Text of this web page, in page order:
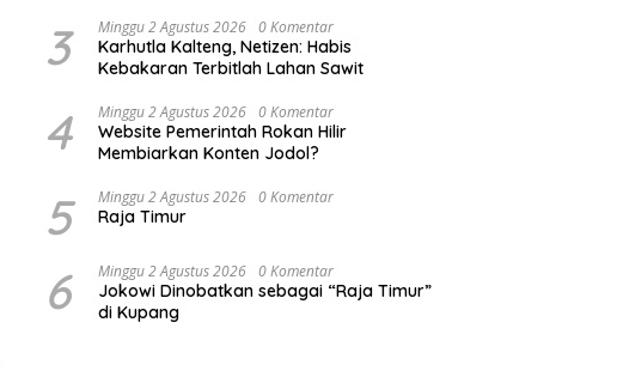
3 Minggu 2 Agustus 2026 0 Komentar
Karhutla Kalteng, Netizen: Habis
Kebakaran Terbitlah Lahan Sawit
4 Minggu 2 Agustus 2026 0 Komentar
Website Pemerintah Rokan Hilir
Membiarkan Konten Jodol?
5 Minggu 2 Agustus 2026 0 Komentar
Raja Timur
6 Minggu 2 Agustus 2026 0 Komentar
Jokowi Dinobatkan sebagai “Raja Timur”
di Kupang